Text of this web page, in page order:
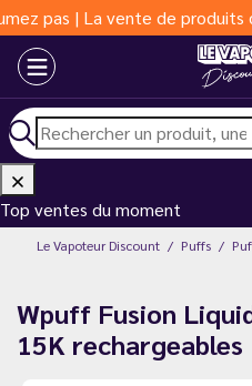
produits du vapotage est
Top ventes du moment
Le Vapoteur Discount Puffs
Wpuff Fusion
15K rechargeables